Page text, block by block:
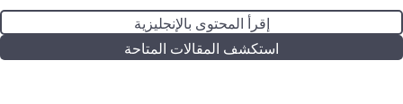
إقرأ المحتوى بالإنجليزية
استكشف المقالات المتاحة